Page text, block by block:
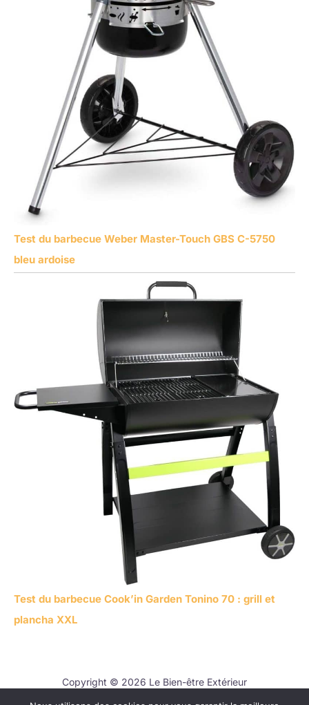
Test du barbecue Weber Master-Touch GBS C-5750
bleu ardoise
Test du barbecue Cook’in Garden Tonino 70 : grill et
plancha XXL
Copyright © 2026 Le Bien-être Extérieur